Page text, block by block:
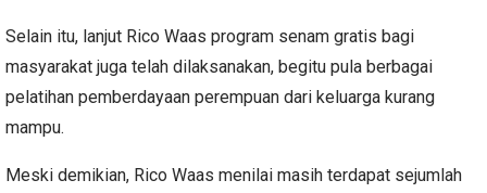
Selain itu, lanjut Rico Waas program senam gratis bagi
masyarakat juga telah dilaksanakan, begitu pula berbagai
pelatihan pemberdayaan perempuan dari keluarga kurang
mampu.
Meski demikian, Rico Waas menilai masih terdapat sejumlah